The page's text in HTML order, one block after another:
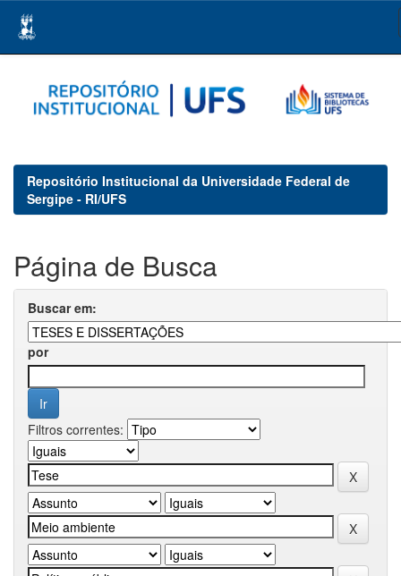
navigation
Repositório Institucional da Universidade Federal de
Sergipe - RI/UFS
Página de Busca
Buscar em:
por
Filtros correntes: